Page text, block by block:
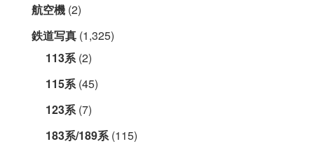
航空機 (2)
鉄道写真 (1,325)
113系 (2)
115系 (45)
123系 (7)
183系/189系 (115)